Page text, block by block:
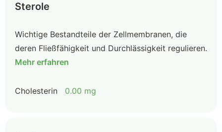
Sterole
Wichtige Bestandteile der Zellmembranen, die
deren Fließfähigkeit und Durchlässigkeit regulieren.
Mehr erfahren
Cholesterin 0.00 mg